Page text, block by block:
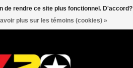
0 Articles - C$0.00
de rendre ce site plus fonctionnel. D'accord?
plus sur les témoins (cookies) »